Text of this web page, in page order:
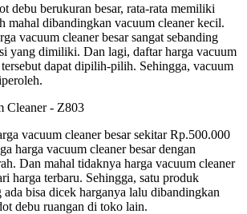
debu berukuran besar, rata-rata memiliki
mahal dibandingkan vacuum cleaner kecil.
vacuum cleaner besar sangat sebanding
yang dimiliki. Dan lagi, daftar harga vacuum
dapat dipilih-pilih. Sehingga, vacuum
vacuum cleaner besar sekitar Rp.500.000
harga vacuum cleaner besar dengan
Dan mahal tidaknya harga vacuum cleaner
harga terbaru. Sehingga, satu produk
ada bisa dicek harganya lalu dibandingkan
debu ruangan di toko lain.